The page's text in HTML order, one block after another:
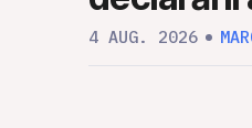
4 AUG. 2026